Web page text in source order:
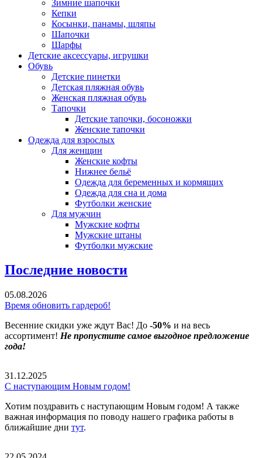
Зимние шапочки
Кепки
Косынки, панамы, шляпы
Шапочки
Шарфы
Детские аксессуары, игрушки
Обувь
Детские пинетки
Детская пляжная обувь
Женская пляжная обувь
Тапочки
Детские тапочки, босоножки
Женские тапочки
Одежда для взрослых
Для женщин
Женские кофты
Нижнее бельё
Одежда для беременных и кормящих
Одежда для сна и дома
Футболки женские
Для мужчин
Мужские кофты
Мужские штаны
Футболки мужские
Последние новости
05.08.2026
Время обновить гардероб!
Весенние скидки уже ждут Вас! До -50% и на весь
ассортимент! Не пропустите самое выгодное предложение
года!
31.12.2025
С наступающим Новым годом!
Хотим поздравить с наступающим Новым годом! А также
важная информация по поводу нашего графика работы в
ближайшие дни тут.